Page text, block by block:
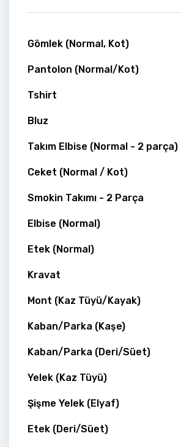
Gömlek (Normal, Kot)
Pantolon (Normal/Kot)
Tshirt
Bluz
Takım Elbise (Normal - 2 parça)
Ceket (Normal / Kot)
Smokin Takımı - 2 Parça
Elbise (Normal)
Etek (Normal)
Kravat
Mont (Kaz Tüyü/Kayak)
Kaban/Parka (Kaşe)
Kaban/Parka (Deri/Süet)
Yelek (Kaz Tüyü)
Şişme Yelek (Elyaf)
Etek (Deri/Süet)